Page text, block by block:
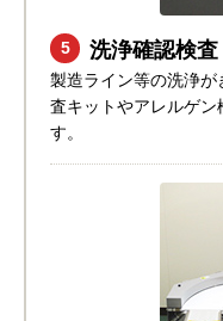
5 洗浄確認検査
製造ライン等の洗浄
査キットやアレルゲン
す。